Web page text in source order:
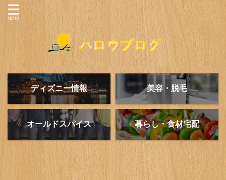
ディズニー情報 美容・脱毛
オールドスパイス 暮らし・食材宅配